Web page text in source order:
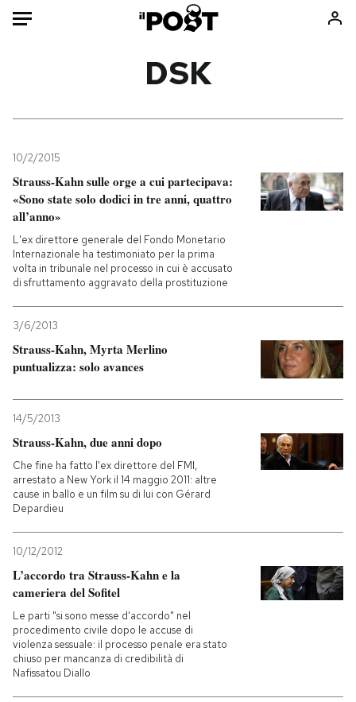
Mondo
Politica
Tecnologia
Internet
Scienza
Cultura
Consumismi
Storie/Idee
Media
Europa
NEWSLETTER
I MIEI PREFERITI
SHOP
CALENDARIO
AREA PERSONALE
DSK
10/2/2015
Strauss-Kahn sulle orge a cui partecipava:
«Sono state solo dodici in tre anni, quattro
all’anno»
L'ex direttore generale del Fondo Monetario
Internazionale ha testimoniato per la prima
volta in tribunale nel processo in cui è accusato
di sfruttamento aggravato della prostituzione
3/6/2013
Strauss-Kahn, Myrta Merlino
puntualizza: solo avances
14/5/2013
Strauss-Kahn, due anni dopo
Che fine ha fatto l'ex direttore del FMI,
arrestato a New York il 14 maggio 2011: altre
cause in ballo e un film su di lui con Gérard
Depardieu
10/12/2012
L’accordo tra Strauss-Kahn e la
cameriera del Sofitel
Le parti "si sono messe d'accordo" nel
procedimento civile dopo le accuse di
violenza sessuale: il processo penale era stato
chiuso per mancanza di credibilità di
Nafissatou Diallo